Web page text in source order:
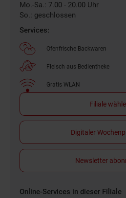
Mo.-Sa.: 7.00 - 20.00 Uhr
So.: geschlossen
Services:
Ofenfrische Backwaren
Fleisch aus Bedientheke
Gratis WLAN
Filiale
Digitaler
Newsletter
Online-Services in dieser Filiale